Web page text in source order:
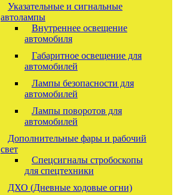
Указательные и сигнальные
автолампы
Внутреннее освещение
автомобиля
Габаритное освещение для
автомобилей
Лампы безопасности для
автомобилей
Лампы поворотов для
автомобилей
Дополнительные фары и рабочий
свет
Спецсигналы стробоскопы
для спецтехники
ДХО (Дневные ходовые огни)